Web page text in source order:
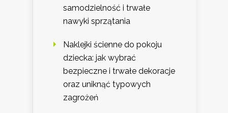
samodzielność i trwałe
nawyki sprzątania
Naklejki ścienne do pokoju
dziecka: jak wybrać
bezpieczne i trwałe dekoracje
oraz uniknąć typowych
zagrożeń